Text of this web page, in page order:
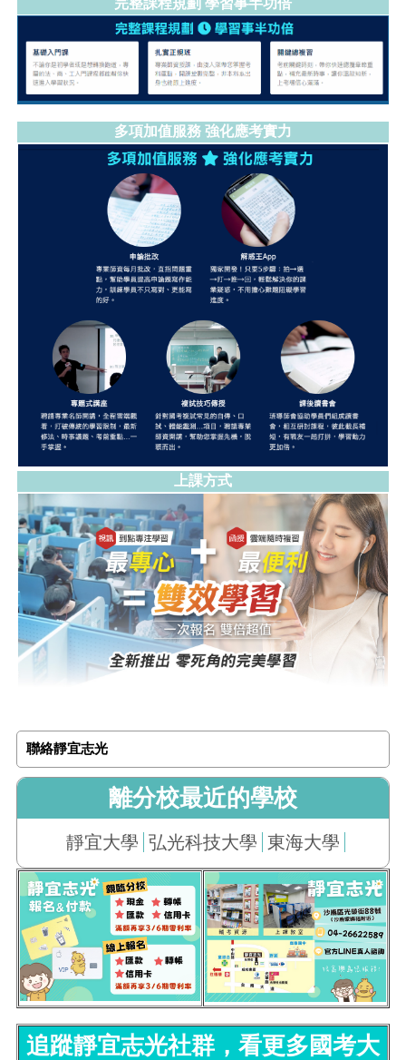
多項加值服務 強化應考實力
上課方式
聯絡靜宜志光
離分校最近的學校
靜宜大學 弘光科技大學 東海大學
追蹤靜宜志光社群，看更多國考大